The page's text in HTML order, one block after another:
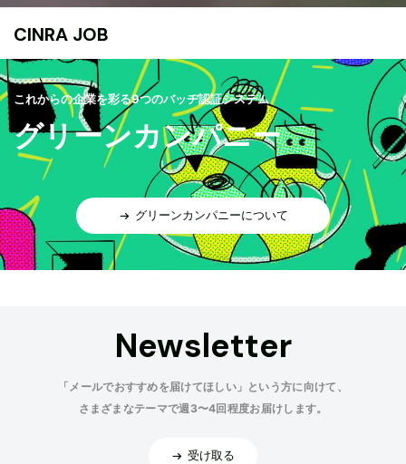
CINRA JOB
これからの企業を彩る9つのバッヂ認証システム
グリーンカンパニー
グリーンカンパニーについて
Newsletter
「メールでおすすめを届けてほしい」という方に向けて、
さまざまなテーマで週3〜4回程度お届けします。
受け取る